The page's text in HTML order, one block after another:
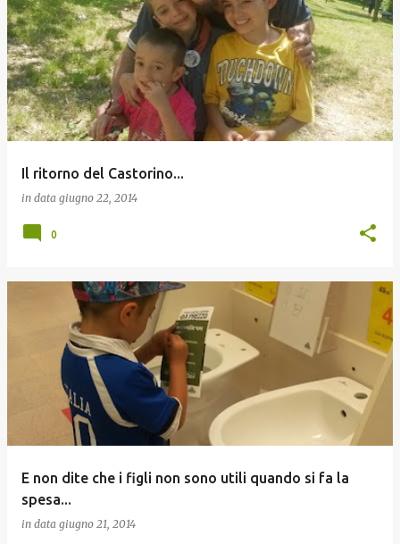
Il ritorno del Castorino...
in data giugno 22, 2014
0
E non dite che i figli non sono utili quando si fa la
spesa...
in data giugno 21, 2014